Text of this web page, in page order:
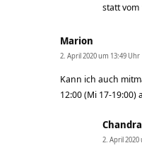
statt vom
Marion
2. April 2020 um 13:49 Uhr
Kann ich auch
12:00 (Mi 17-
2. April